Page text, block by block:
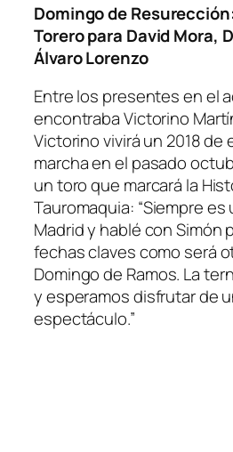
Domingo de
Torero para David Mora,
Álvaro Lorenzo
Entre los presentes en el
encontraba Victorino
Victorino vivirá un 2018 de
marcha en el pasado
un toro que marcará la
Tauromaquia: “Siempre
Madrid y hablé con Simón
fechas claves como será
Domingo de Ramos. La
y esperamos disfrutar de
espectáculo.”